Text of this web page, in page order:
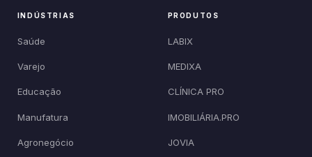
INDÚSTRIAS
Saúde
Varejo
Educação
Manufatura
Agronegócio
PRODUTOS
LABIX
MEDIXA
CLÍNICA PRO
IMOBILIÁRIA.PRO
JOVIA